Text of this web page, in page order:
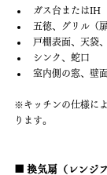
ガス台またはIH
五徳、グリル（
戸棚表面、天袋
シンク、蛇口
室内側の窓、壁
※キッチンの仕様に
ります。
■ 換気扇（レンジ